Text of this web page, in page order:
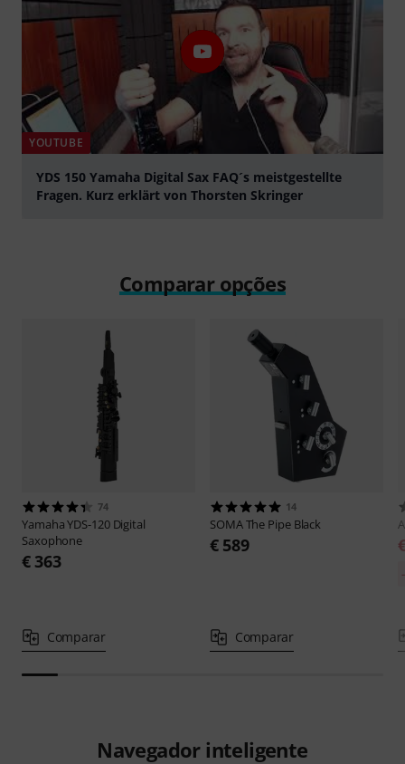
YOUTUBE
YDS 150 Yamaha Digital Sax FAQ´s meistgestellte
Fragen. Kurz erklärt von Thorsten Skringer
Comparar opções
74
YamahaYDS-120 Digital
Saxophone
€ 363
Comparar
14
SOMAThe Pipe Black
€ 589
Comparar
Navegador inteligente